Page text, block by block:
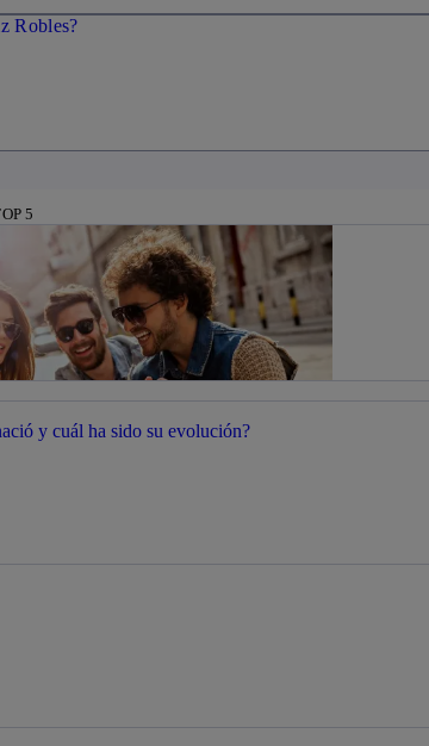
Robles?
5
y cuál ha sido su evolución?